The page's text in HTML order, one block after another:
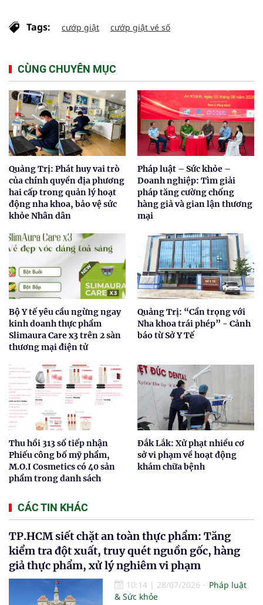
Tags: cướp giật cướp giật vé số
CÙNG CHUYÊN MỤC
Quảng Trị: Phát huy vai trò
của chính quyền địa phương
hai cấp trong quản lý hoạt
động nha khoa, bảo vệ sức
khỏe Nhân dân
Pháp luật – Sức khỏe –
Doanh nghiệp: Tìm giải
pháp tăng cường chống
hàng giả và gian lận thương
mại
Bộ Y tế yêu cầu ngừng ngay
kinh doanh thực phẩm
Slimaura Care x3 trên 2 sàn
thương mại điện tử
Quảng Trị: “Cẩn trọng với
Nha khoa trái phép” - Cảnh
báo từ Sở Y Tế
Thu hồi 313 số tiếp nhận
Phiếu công bố mỹ phẩm,
M.O.I Cosmetics có 40 sản
phẩm trong danh sách
Đắk Lắk: Xử phạt nhiều cơ
sở vi phạm về hoạt động
khám chữa bệnh
CÁC TIN KHÁC
TP.HCM siết chặt an toàn thực phẩm: Tăng
kiểm tra đột xuất, truy quét nguồn gốc, hàng
giả thực phẩm, xử lý nghiêm vi phạm
10:14 | 28/07/2026
Pháp luật
& Sức khỏe